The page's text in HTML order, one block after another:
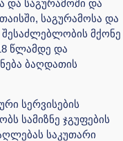
და საგურამოში და
საგურამოსა და
მქონე
წლამდე და
ბაღდათის
სერვისების
სამიზნე ჯგუფების
საკუთარი